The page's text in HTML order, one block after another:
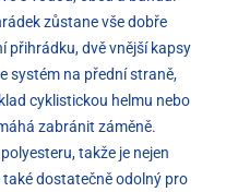
zůstane vše dobře
přihrádku, dvě vnější kapsy
systém na přední straně,
cyklistickou helmu nebo
zabránit záměně.
takže je nejen
dostatečně odolný pro